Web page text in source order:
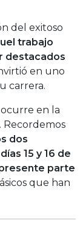
del exitoso
trabajo
destacados
en uno
carrera.
en la
Recordemos
dos
15 y 16 de
parte
que han